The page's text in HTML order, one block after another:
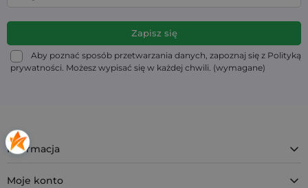
Aby poznać sposób przetwarzania danych, zapoznaj się z Polityką
prywatności. Możesz wypisać się w każdej chwili. (wymagane)
Informacja
Moje konto